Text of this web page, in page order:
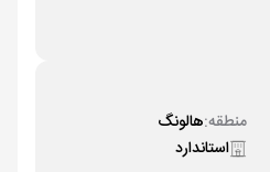
منطقه:هالونگ
استاندارد